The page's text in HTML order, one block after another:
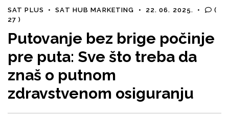
SAT PLUS • SAT HUB MARKETING • 22. 06. 2025. •
(
27 )
Putovanje bez brige počinje
pre puta: Sve što treba da
znaš o putnom
zdravstvenom osiguranju